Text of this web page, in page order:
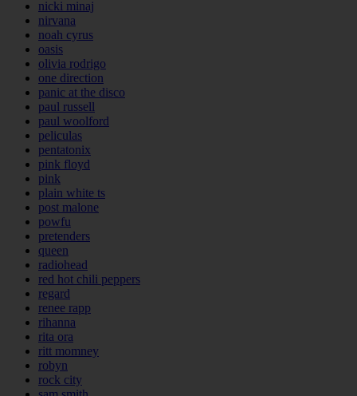
nicki minaj
nirvana
noah cyrus
oasis
olivia rodrigo
one direction
panic at the disco
paul russell
paul woolford
peliculas
pentatonix
pink floyd
pink
plain white ts
post malone
powfu
pretenders
queen
radiohead
red hot chili peppers
regard
renee rapp
rihanna
rita ora
ritt momney
robyn
rock city